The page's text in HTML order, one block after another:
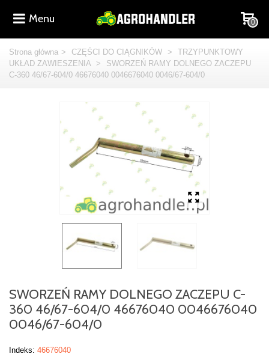
Menu 0
Strona główna > CZĘŚCI DO CIĄGNIKÓW >
TRZYPUNKTOWY
UKŁAD ZAWIESZENIA
>
SWORZEŃ RAMY DOLNEGO ZACZEPU
C-360 46/67-604/0 46676040 0046676040 0046/67-604/0
SWORZEŃ RAMY DOLNEGO ZACZEPU C-
360 46/67-604/0 46676040 0046676040
0046/67-604/0
Indeks: 46676040